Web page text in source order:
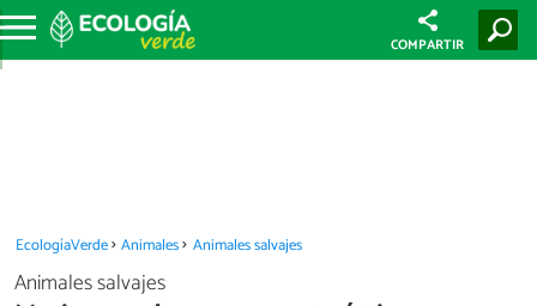
COMPARTIR
EcologíaVerde Animales Animales salvajes
Animales salvajes